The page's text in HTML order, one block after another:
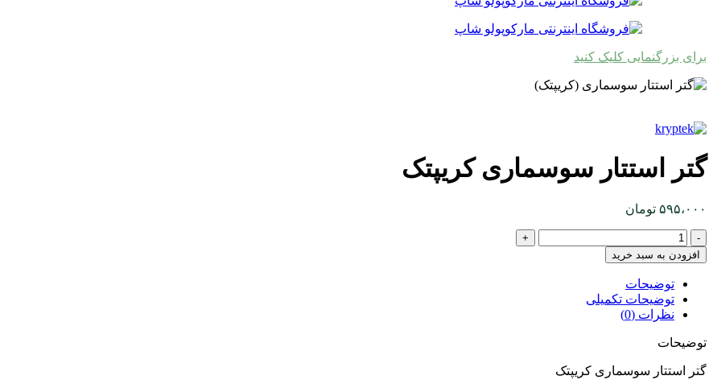
برای بزرگنمایی کلیک کنید
گتر استتار سوسماری کریپتک
۵۹۵،۰۰۰ تومان
گتر
استتار
سوسماری
کریپتک
عدد
افزودن به سبد خرید
توضیحات
توضیحات تکمیلی
نظرات (0)
توضیحات
گتر استتار سوسماری کریپتک